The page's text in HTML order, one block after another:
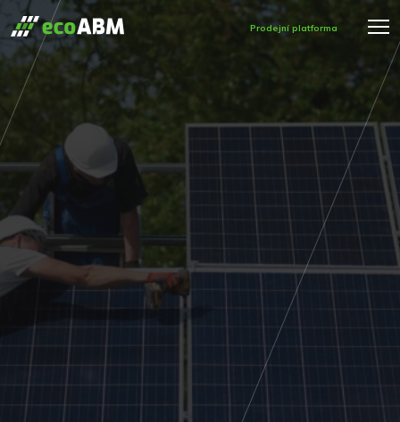
Prodejní platforma